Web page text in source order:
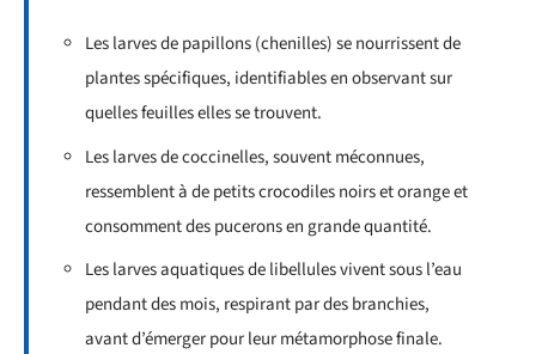
Les larves de papillons (chenilles) se nourrissent de
plantes spécifiques, identifiables en observant sur
quelles feuilles elles se trouvent.
Les larves de coccinelles, souvent méconnues,
ressemblent à de petits crocodiles noirs et orange et
consomment des pucerons en grande quantité.
Les larves aquatiques de libellules vivent sous l’eau
pendant des mois, respirant par des branchies,
avant d’émerger pour leur métamorphose finale.